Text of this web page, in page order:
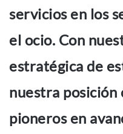
servicios en los
el ocio. Con
estratégica de
nuestra posición
pioneros en